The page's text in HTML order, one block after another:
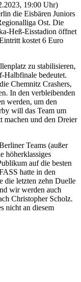
19:00 Uhr)
die Eisbären Juniors
Ost. Die
Heß-Eisstadion öffnet
kostet 6 Euro
zu stabilisieren,
Halbfinale bedeutet.
Chemnitz Crashers,
In den verbleibenden
werden, um den
will das Team um
machen und den Dreier
Teams (außer
höherklassiges
auf die besten
hatte in den
die letzten zehn Duelle
wir werden auch
Christopher Scholz.
nicht an diesem